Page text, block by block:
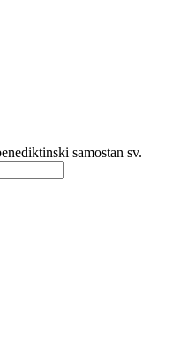
samostan sv.